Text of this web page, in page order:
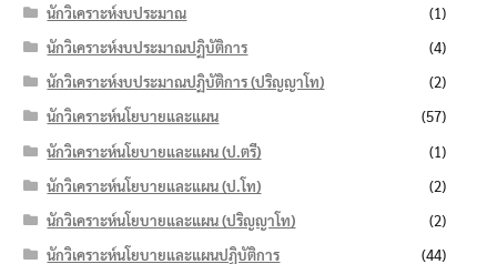
นักวิเคราะห์งบประมาณ
(1)
นักวิเคราะห์งบประมาณปฏิบัติการ
(4)
นักวิเคราะห์งบประมาณปฏิบัติการ (ปริญญาโท)
(2)
นักวิเคราะห์นโยบายและแผน
(57)
นักวิเคราะห์นโยบายและแผน (ป.ตรี)
(1)
นักวิเคราะห์นโยบายและแผน (ป.โท)
(2)
นักวิเคราะห์นโยบายและแผน (ปริญญาโท)
(2)
นักวิเคราะห์นโยบายและแผนปฏิบัติการ
(44)